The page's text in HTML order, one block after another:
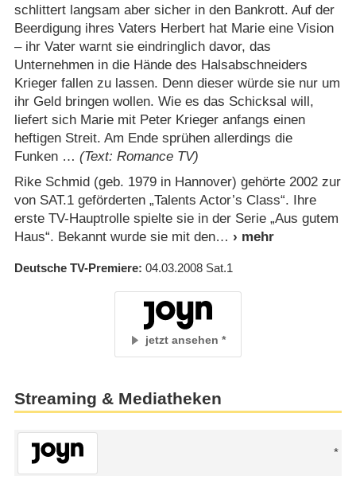
schlittert langsam aber sicher in den Bankrott. Auf der
Beerdigung ihres Vaters Herbert hat Marie eine Vision
– ihr Vater warnt sie eindringlich davor, das
Unternehmen in die Hände des Halsabschneiders
Krieger fallen zu lassen. Denn dieser würde sie nur um
ihr Geld bringen wollen. Wie es das Schicksal will,
liefert sich Marie mit Peter Krieger anfangs einen
heftigen Streit. Am Ende sprühen allerdings die
Funken … (Text: Romance TV)
Rike Schmid (geb. 1979 in Hannover) gehörte 2002 zur
von SAT.1 geförderten „Talents Actor’s Class“. Ihre
erste TV-Hauptrolle spielte sie in der Serie „Aus gutem
Haus“. Bekannt wurde sie mit den
Deutsche TV-Premiere 04.03.2008 Sat.1
jetzt ansehen
Streaming & Mediatheken